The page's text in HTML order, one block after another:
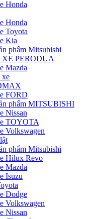
Honda
Honda
Toyota
Kia
phẩm Mitsubishi
PERODUA
Mazda
xe
FORD
phẩm MITSUBISHI
Nissan
TOYOTA
Volkswagen
phẩm Mitsubishi
Hilux Revo
Mazda
Isuzu
Dodge
Volkswagen
Nissan